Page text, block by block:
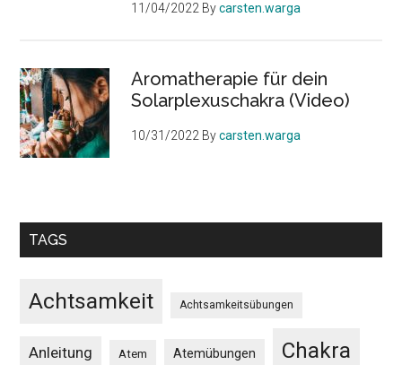
11/04/2022 Bycarsten.warga
Aromatherapie für dein
Solarplexuschakra (Video)
10/31/2022 Bycarsten.warga
TAGS
Achtsamkeit Achtsamkeitsübungen
Anleitung Atem Atemübungen Chakra